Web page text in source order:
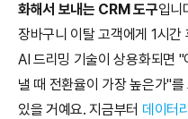
화해서 보내는 CRM 도구입니
장바구니 이탈 고객에게 1시
AI 드리밍 기술이 상용화되면
낼 때 전환율이 가장 높은가"
있을 거예요. 지금부터 데이터